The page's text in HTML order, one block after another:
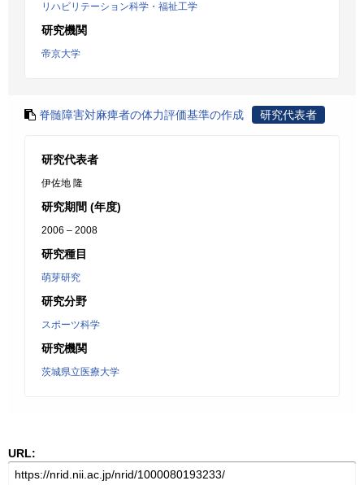
リハビリテーション科学・福祉工学
研究機関
帝京大学
脊髄障害対麻痺者の体力評価基準の作成 研究代表者
研究代表者
伊佐地 隆
研究期間 (年度)
2006 – 2008
研究種目
萌芽研究
研究分野
スポーツ科学
研究機関
茨城県立医療大学
URL: